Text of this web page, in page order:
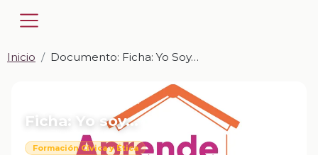
Inicio Documento: Ficha: Yo Soy…
📎 DOCUMENTO · DOCX
Ficha: Yo soy…
Formación Cívica y Ética